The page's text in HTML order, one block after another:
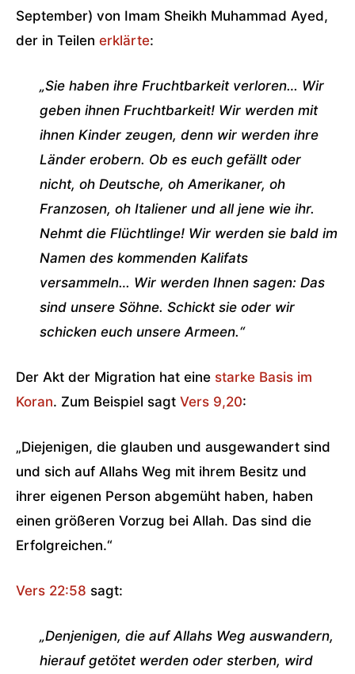
September) von Imam Sheikh Muhammad Ayed,
der in Teilen erklärte:
„Sie haben ihre Fruchtbarkeit verloren… Wir
geben ihnen Fruchtbarkeit! Wir werden mit
ihnen Kinder zeugen, denn wir werden ihre
Länder erobern. Ob es euch gefällt oder
nicht, oh Deutsche, oh Amerikaner, oh
Franzosen, oh Italiener und all jene wie ihr.
Nehmt die Flüchtlinge! Wir werden sie bald im
Namen des kommenden Kalifats
versammeln… Wir werden Ihnen sagen: Das
sind unsere Söhne. Schickt sie oder wir
schicken euch unsere Armeen.“
Der Akt der Migration hat eine starke Basis im
Koran. Zum Beispiel sagt Vers 9,20:
„Diejenigen, die glauben und ausgewandert sind
und sich auf Allahs Weg mit ihrem Besitz und
ihrer eigenen Person abgemüht haben, haben
einen größeren Vorzug bei Allah. Das sind die
Erfolgreichen.“
Vers 22:58 sagt:
„Denjenigen, die auf Allahs Weg auswandern,
hierauf getötet werden oder sterben, wird